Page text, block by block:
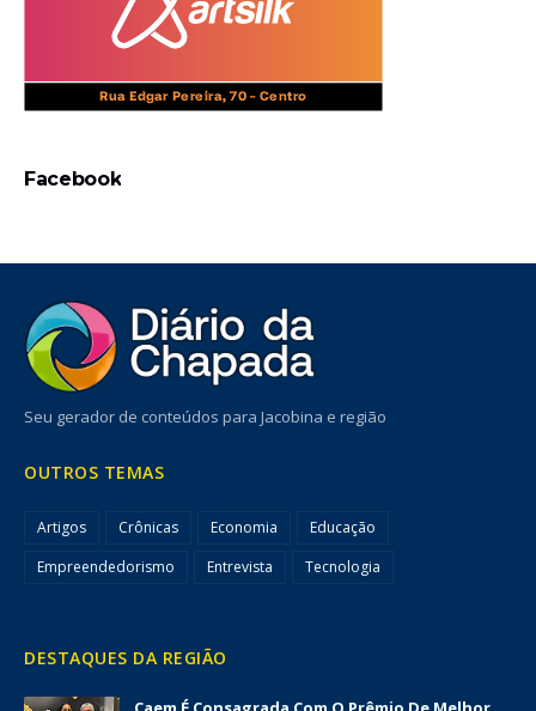
Facebook
Seu gerador de conteúdos para Jacobina e região
OUTROS TEMAS
Artigos Crônicas Economia
Educação
Empreendedorismo
Entrevista Tecnologia
DESTAQUES DA REGIÃO